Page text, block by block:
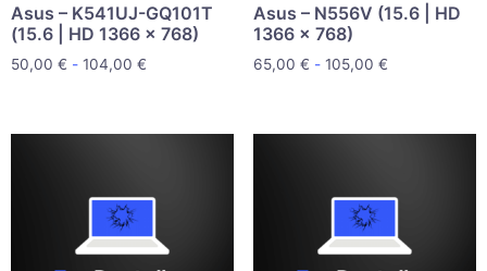
Asus – K541UJ-GQ101T
(15.6 | HD 1366 x 768)
50,00 € - 104,00 €
Asus – N556V (15.6 | HD
1366 x 768)
65,00 € - 105,00 €